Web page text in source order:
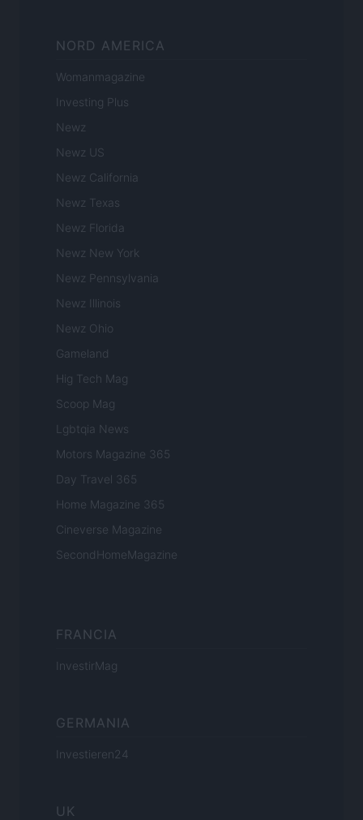
NORD AMERICA
Womanmagazine
Investing Plus
Newz
Newz US
Newz California
Newz Texas
Newz Florida
Newz New York
Newz Pennsylvania
Newz Illinois
Newz Ohio
Gameland
Hig Tech Mag
Scoop Mag
Lgbtqia News
Motors Magazine 365
Day Travel 365
Home Magazine 365
Cineverse Magazine
SecondHomeMagazine
FRANCIA
InvestirMag
GERMANIA
Investieren24
UK